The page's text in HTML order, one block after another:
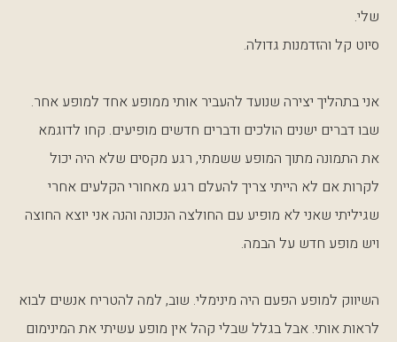
שלי.
סיוט קל והזדמנות גדולה.
אני בתהליך יצירה שנועד להעביר אותי ממופע אחד למופע אחר.
שבו דברים ישנים הולכים ודברים חדשים מופיעים. קחו לדוגמא
את התמונה מתוך המופע ששמתי, רגע מקסים שלא היה יכול
לקרות אם לא הייתי צריך להעלם רגע מאחורי הקלעים אחרי
שגיליתי שאני לא מופיע עם החולצה הנכונה והנה אני יוצא החוצה
ויש מופע חדש על הבמה.
השיווק למופע הפעם היה מינימלי. שוב, למה להטריח אנשים לבוא
לראות אותי. אבל בגלל שבלי קהל אין מופע עשיתי את המינימום